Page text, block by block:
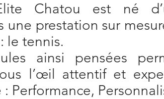
Chatou est né
une prestation sur
le tennis.
ainsi pensées
l’œil attentif et
Performance,